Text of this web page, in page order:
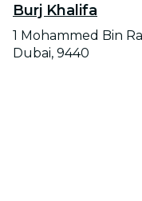
Burj Khalifa
1 Mohammed Bin
Dubai, 9440